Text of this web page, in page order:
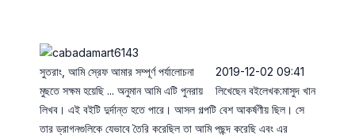
2019-12-02 09:41
লিখেছেন বইলেখক:মাসুদ খান
সুতরাং, আমি স্রেফ আমার সম্পূর্ণ পর্যালোচনা
মুছতে সক্ষম হয়েছি ... অনুমান আমি এটি পুনরায়
লিখব। এই বইটি দুর্দান্ত হতে পারে। আসল গল্পটি বেশ আকর্ষণীয় ছিল। সে
তার ড্রাগনগুলিকে যেভাবে তৈরি করেছিল তা আমি পছন্দ করেছি এবং এর